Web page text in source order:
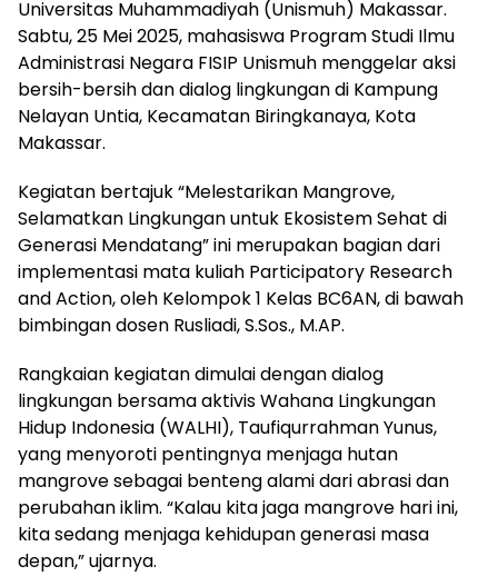
Universitas Muhammadiyah (Unismuh) Makassar.
Sabtu, 25 Mei 2025, mahasiswa Program Studi Ilmu
Administrasi Negara FISIP Unismuh menggelar aksi
bersih-bersih dan dialog lingkungan di Kampung
Nelayan Untia, Kecamatan Biringkanaya, Kota
Makassar.
Kegiatan bertajuk “Melestarikan Mangrove,
Selamatkan Lingkungan untuk Ekosistem Sehat di
Generasi Mendatang” ini merupakan bagian dari
implementasi mata kuliah Participatory Research
and Action, oleh Kelompok 1 Kelas BC6AN, di bawah
bimbingan dosen Rusliadi, S.Sos., M.AP.
Rangkaian kegiatan dimulai dengan dialog
lingkungan bersama aktivis Wahana Lingkungan
Hidup Indonesia (WALHI), Taufiqurrahman Yunus,
yang menyoroti pentingnya menjaga hutan
mangrove sebagai benteng alami dari abrasi dan
perubahan iklim. “Kalau kita jaga mangrove hari ini,
kita sedang menjaga kehidupan generasi masa
depan,” ujarnya.